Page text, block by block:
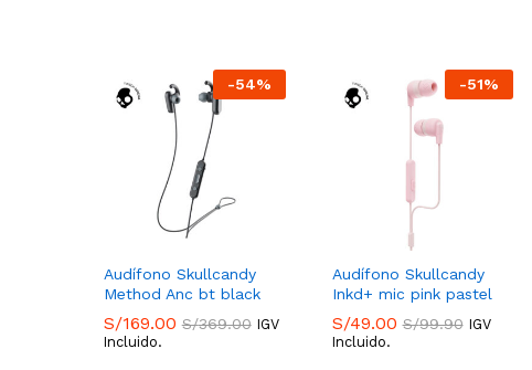
-54%
Audífono Skullcandy
Method Anc bt black
S/169.00 S/369.00 IGV
Incluido.
-51%
Audífono Skullcandy
Inkd+ mic pink pastel
S/49.00 S/99.90 IGV
Incluido.